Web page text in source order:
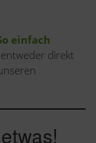
einfach
direkt